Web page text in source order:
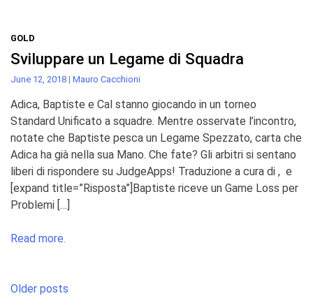
GOLD
Sviluppare un Legame di Squadra
June 12, 2018 | Mauro Cacchioni
Adica, Baptiste e Cal stanno giocando in un torneo
Standard Unificato a squadre. Mentre osservate l’incontro,
notate che Baptiste pesca un Legame Spezzato, carta che
Adica ha già nella sua Mano. Che fate? Gli arbitri si sentano
liberi di rispondere su JudgeApps! Traduzione a cura di , e
[expand title=”Risposta”]Baptiste riceve un Game Loss per
Problemi […]
Read more.
Posts
Older posts